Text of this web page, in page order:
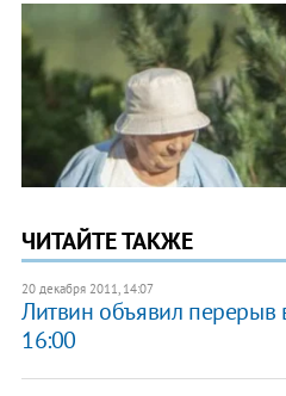
ЧИТАЙТЕ ТАКЖЕ
20 декабря 2011, 14:07
Литвин объявил перерыв
16:00